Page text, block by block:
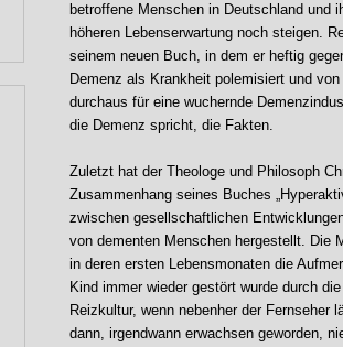
betroffene Menschen in Deutschland und
höheren Lebenserwartung noch steigen.
seinem neuen Buch, in dem er heftig
Demenz als Krankheit polemisiert und
durchaus für eine wuchernde
die Demenz spricht, die Fakten.
Zuletzt hat der Theologe und Philosoph
Zusammenhang seines Buches
zwischen gesellschaftlichen
von dementen Menschen hergestellt. Die
in deren ersten Lebensmonaten die
Kind immer wieder gestört wurde durch
Reizkultur, wenn nebenher der
dann, irgendwann erwachsen geworden,